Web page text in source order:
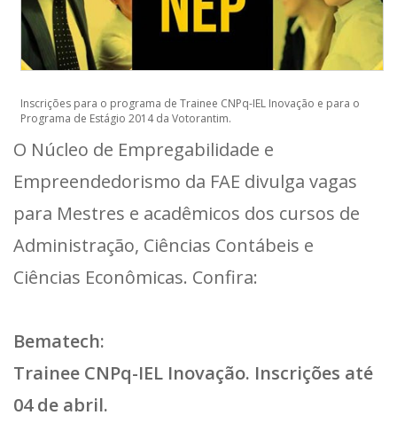
Inscrições para o programa de Trainee CNPq-IEL Inovação e para o
Programa de Estágio 2014 da Votorantim.
O Núcleo de Empregabilidade e
Empreendedorismo da FAE divulga vagas
para Mestres e acadêmicos dos cursos de
Administração, Ciências Contábeis e
Ciências Econômicas. Confira:
Bematech:
Trainee CNPq-IEL Inovação. Inscrições até
04 de abril.